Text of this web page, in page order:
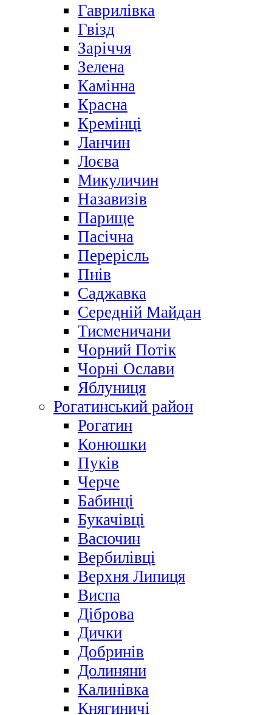
Гаврилівка
Гвізд
Заріччя
Зелена
Камінна
Красна
Кремінці
Ланчин
Лоєва
Микуличин
Назавизів
Парище
Пасічна
Перерісль
Пнів
Саджавка
Середній Майдан
Тисменичани
Чорний Потік
Чорні Ослави
Яблуниця
Рогатинський район
Рогатин
Конюшки
Пуків
Черче
Бабинці
Букачівці
Васючин
Вербилівці
Верхня Липиця
Виспа
Діброва
Дички
Добринів
Долиняни
Калинівка
Княгиничі